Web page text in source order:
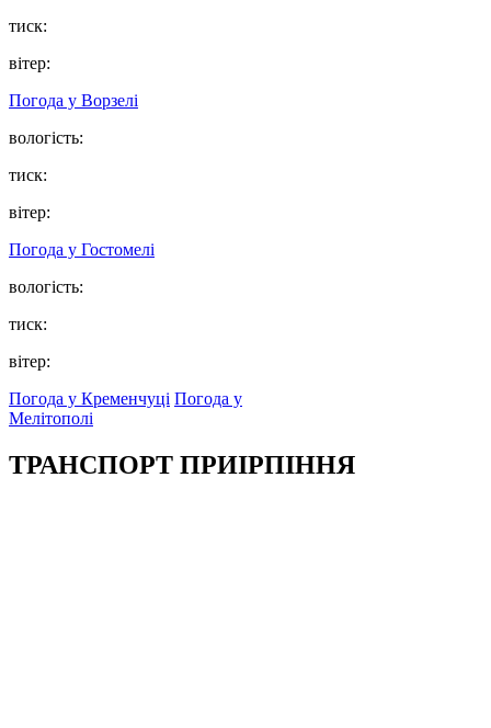
тиск:
вітер:
Погода у Ворзелі
вологість:
тиск:
вітер:
Погода у Гостомелі
вологість:
тиск:
вітер:
Погода у Кременчуці Погода у
Мелітополі
ТРАНСПОРТ ПРИІРПІННЯ